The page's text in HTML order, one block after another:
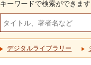
キーワードで検索ができます
デジタルライブラリー